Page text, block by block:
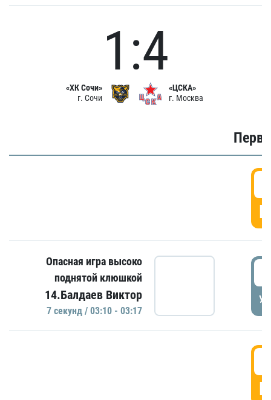
«ХК Сочи»
г. Сочи
1:4
«ЦСКА»
г. Москва
Опасная игра высоко
поднятой клюшкой
14.Балдаев Виктор
7 секунд / 03:10 - 03:17